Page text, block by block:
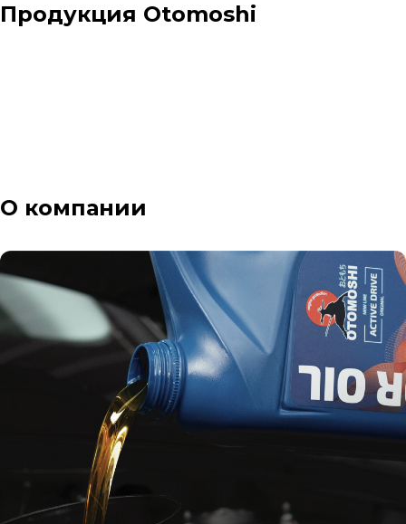
Продукция Otomoshi
Универсальные моторные масла
О компании